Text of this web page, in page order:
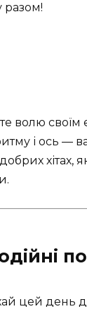
разом!
волю
і ось —
хітах,
цей день